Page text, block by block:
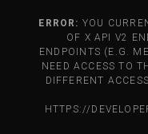
ERROR: YOU
OF X API V2
ENDPOINTS (E.G.
NEED ACCESS TO
DIFFERENT
HTTPS://